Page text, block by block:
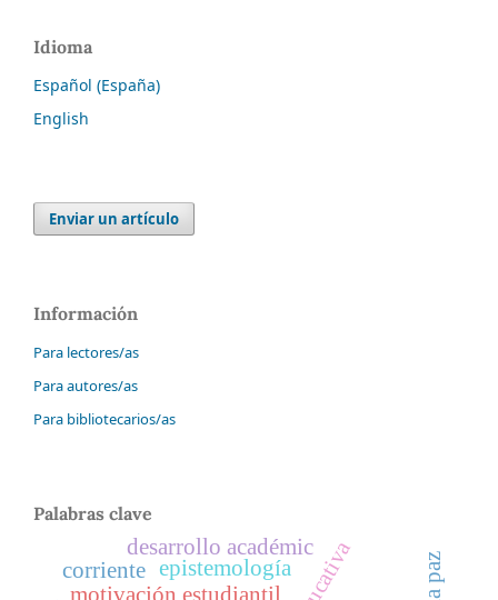
Idioma
Español (España)
English
Enviar un artículo
Información
Para lectores/as
Para autores/as
Para bibliotecarios/as
Palabras clave
motivación estudiantil
epistemología
corriente
desarrollo académic